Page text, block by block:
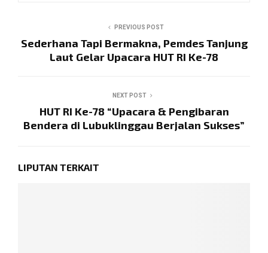
PREVIOUS POST
Sederhana Tapi Bermakna, Pemdes Tanjung
Laut Gelar Upacara HUT RI Ke-78
NEXT POST
HUT RI Ke-78 “Upacara & Pengibaran
Bendera di Lubuklinggau Berjalan Sukses”
LIPUTAN TERKAIT